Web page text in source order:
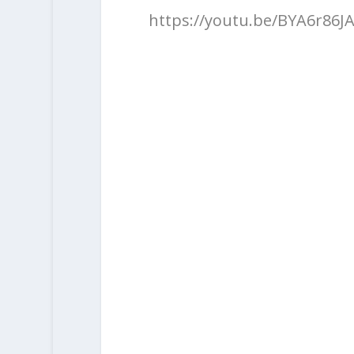
https://youtu.be/